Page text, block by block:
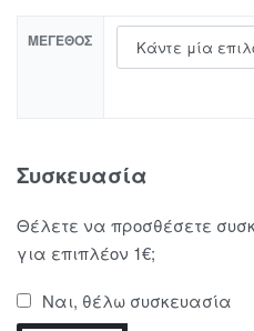
ΜΈΓΕΘΟΣ
Συσκευασία
Θέλετε να προσθέσετε
για επιπλέον 1€;
Ναι, θέλω συσκευασία